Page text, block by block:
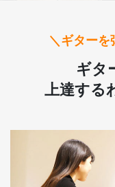
＼ギターを
ギタ
上達する